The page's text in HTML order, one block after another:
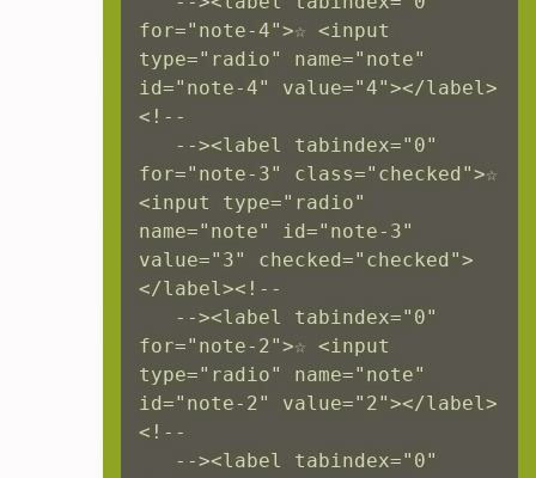
for="note-4">☆ <input
type="radio" name="note"
id="note-4" value="4"></label>
<!--
for="note-3" class="checked">☆
<input type="radio"
name="note" id="note-3"
value="3" checked="checked">
</label><!--
for="note-2">☆ <input
type="radio" name="note"
id="note-2" value="2"></label>
<!--